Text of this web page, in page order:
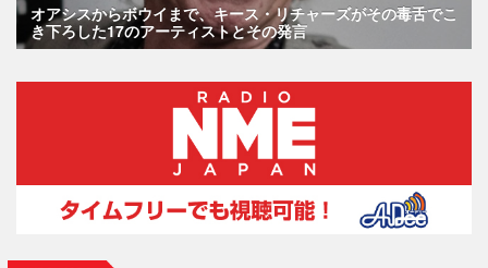
オアシスからボウイまで、キース・リチャーズがその毒舌でこ
き下ろした17のアーティストとその発言